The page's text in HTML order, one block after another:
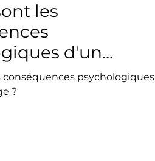
les
d'un
?
conséquences psychologiques
?